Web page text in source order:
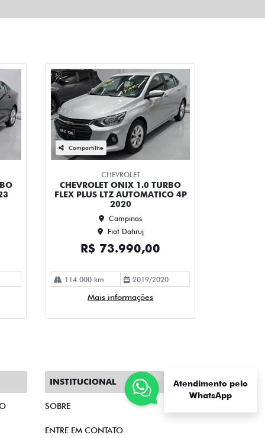
Compartilhe
CHEVROLET
CHEVROLET ONIX 1.0 TURBO
FLEX PLUS LTZ AUTOMATICO 4P
2020
Campinas
Fiat Dahruj
R$ 73.990,00
114.000 km 2019/2020
Mais informações
Atendimento pelo
WhatsApp
INSTITUCIONAL
SOBRE
ENTRE EM CONTATO